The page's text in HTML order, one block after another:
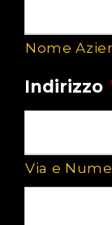
Nome
Indirizzo
Via e